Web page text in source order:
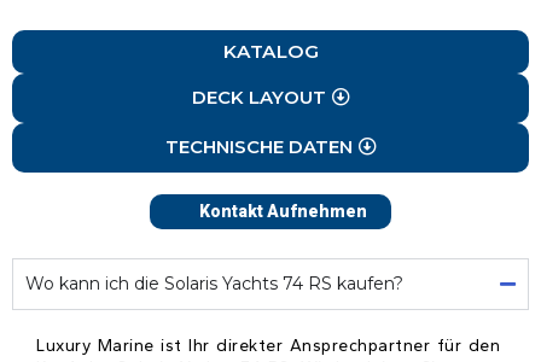
KATALOG
DECK LAYOUT
TECHNISCHE DATEN
Kontakt Aufnehmen
Wo kann ich die Solaris Yachts 74 RS kaufen?
Luxury Marine ist Ihr direkter Ansprechpartner für den